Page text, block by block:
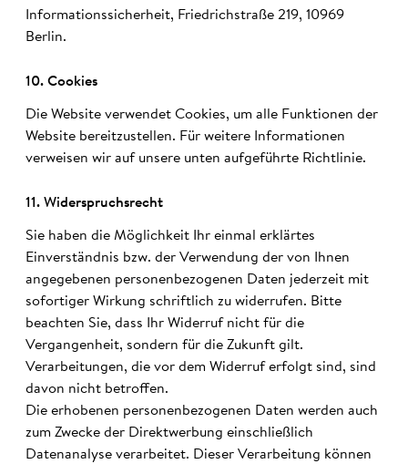
Informationssicherheit, Friedrichstraße 219, 10969
Berlin.
10. Cookies
Die Website verwendet Cookies, um alle Funktionen der
Website bereitzustellen. Für weitere Informationen
verweisen wir auf unsere unten aufgeführte Richtlinie.
11. Wider­spruchs­recht
Sie haben die Möglichkeit Ihr einmal erklärtes
Einverständnis bzw. der Verwendung der von Ihnen
angegebenen personenbezogenen Daten jederzeit mit
sofortiger Wirkung schriftlich zu widerrufen. Bitte
beachten Sie, dass Ihr Widerruf nicht für die
Vergangenheit, sondern für die Zukunft gilt.
Verarbeitungen, die vor dem Widerruf erfolgt sind, sind
davon nicht betroffen.
Die erhobenen personenbezogenen Daten werden auch
zum Zwecke der Direktwerbung einschließlich
Datenanalyse verarbeitet. Dieser Verarbeitung können